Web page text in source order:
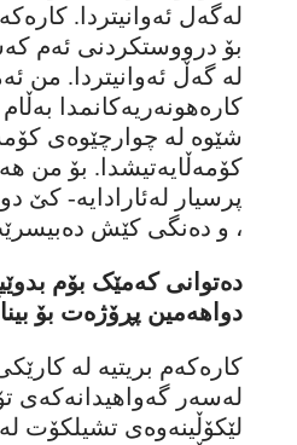
لەگەل ئەوانیتردا.
بۆ درووستکردنی ئەم
لە گەڵ ئەوانیتردا. من
کارەهونەریەکانمدا
شێوە لە چوارچێوەی
کۆمەڵایەتیشدا. بۆ من
پرسیار لەئارادایە- کێ
، و دەنگی کێش
دەتوانی کەمێک بۆم
دواهەمین پڕۆژەت بۆ
کارەکەم بریتیە لە
لەسەر گەواهیدانەکەی